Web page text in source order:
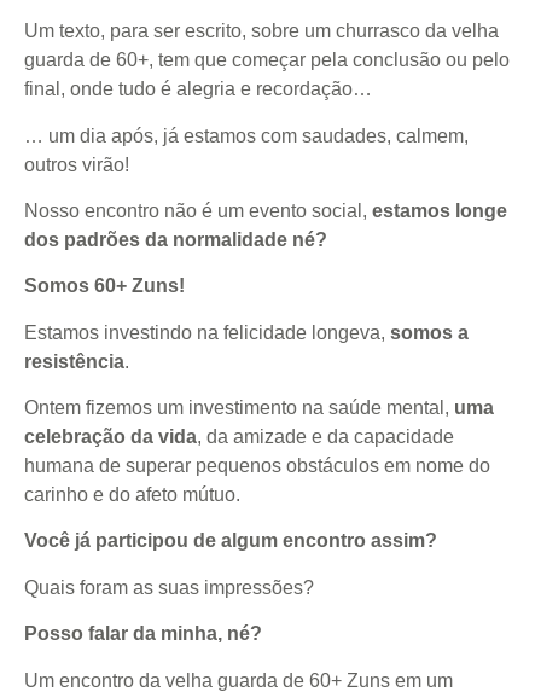
Um texto, para ser escrito, sobre um churrasco da velha
guarda de 60+, tem que começar pela conclusão ou pelo
final, onde tudo é alegria e recordação…
… um dia após, já estamos com saudades, calmem,
outros virão!
Nosso encontro não é um evento social, estamos longe
dos padrões da normalidade né?
Somos 60+ Zuns!
Estamos investindo na felicidade longeva, somos a
resistência.
Ontem fizemos um investimento na saúde mental, uma
celebração da vida, da amizade e da capacidade
humana de superar pequenos obstáculos em nome do
carinho e do afeto mútuo.
Você já participou de algum encontro assim?
Quais foram as suas impressões?
Posso falar da minha, né?
Um encontro da velha guarda de 60+ Zuns em um